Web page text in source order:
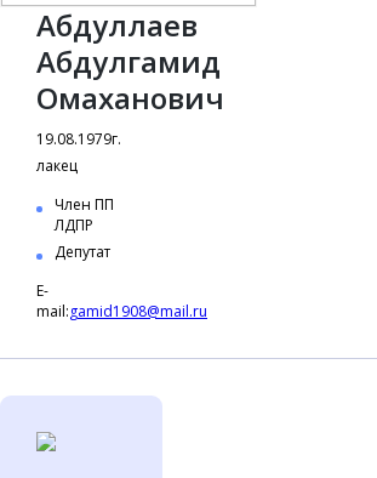
Абдуллаев
Абдулгамид
Омаханович
19.08.1979г.
лакец
Член ПП
ЛДПР
Депутат
E-
mail:gamid1908@mail.ru